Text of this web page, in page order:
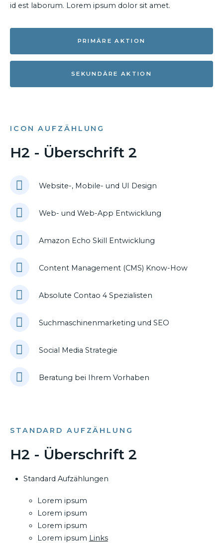
id est laborum. Lorem ipsum dolor sit amet.
PRIMÄRE AKTION
SEKUNDÄRE AKTION
ICON AUFZÄHLUNG
H2 - Überschrift 2
Website-, Mobile- und UI Design
Web- und Web-App Entwicklung
Amazon Echo Skill Entwicklung
Content Management (CMS) Know-How
Absolute Contao 4 Spezialisten
Suchmaschinenmarketing und SEO
Social Media Strategie
Beratung bei Ihrem Vorhaben
STANDARD AUFZÄHLUNG
H2 - Überschrift 2
Standard Aufzählungen
Lorem ipsum
Lorem ipsum
Lorem ipsum
Lorem ipsum Links